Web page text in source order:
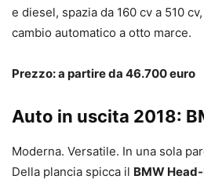
e diesel, spazia da 160 cv a 510
cambio automatico a otto marce.
Prezzo: a partire da 46.700 euro
Auto in uscita 2018:
Moderna. Versatile. In una sola
Della plancia spicca il BMW